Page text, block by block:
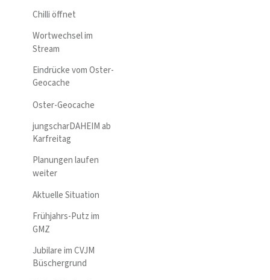
Chilli öffnet
Wortwechsel im
Stream
Eindrücke vom Oster-
Geocache
Oster-Geocache
jungscharDAHEIM ab
Karfreitag
Planungen laufen
weiter
Aktuelle Situation
Frühjahrs-Putz im
GMZ
Jubilare im CVJM
Büschergrund